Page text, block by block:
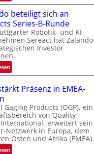
I
n
t
e
r
n
a
t
o
a
l
V
i
s
beteiligt sich an
Series-B-Runde
Robotik- und KI-
Sereact hat Zalando
Investor
:
Z
l
n
d
o
b
e
Präsenz in EMEA-
Gaging Products (OGP), ein
von Quality
erweitert sein
Netzwerk in Europa, dem
Osten und Afrika (EMEA).
: